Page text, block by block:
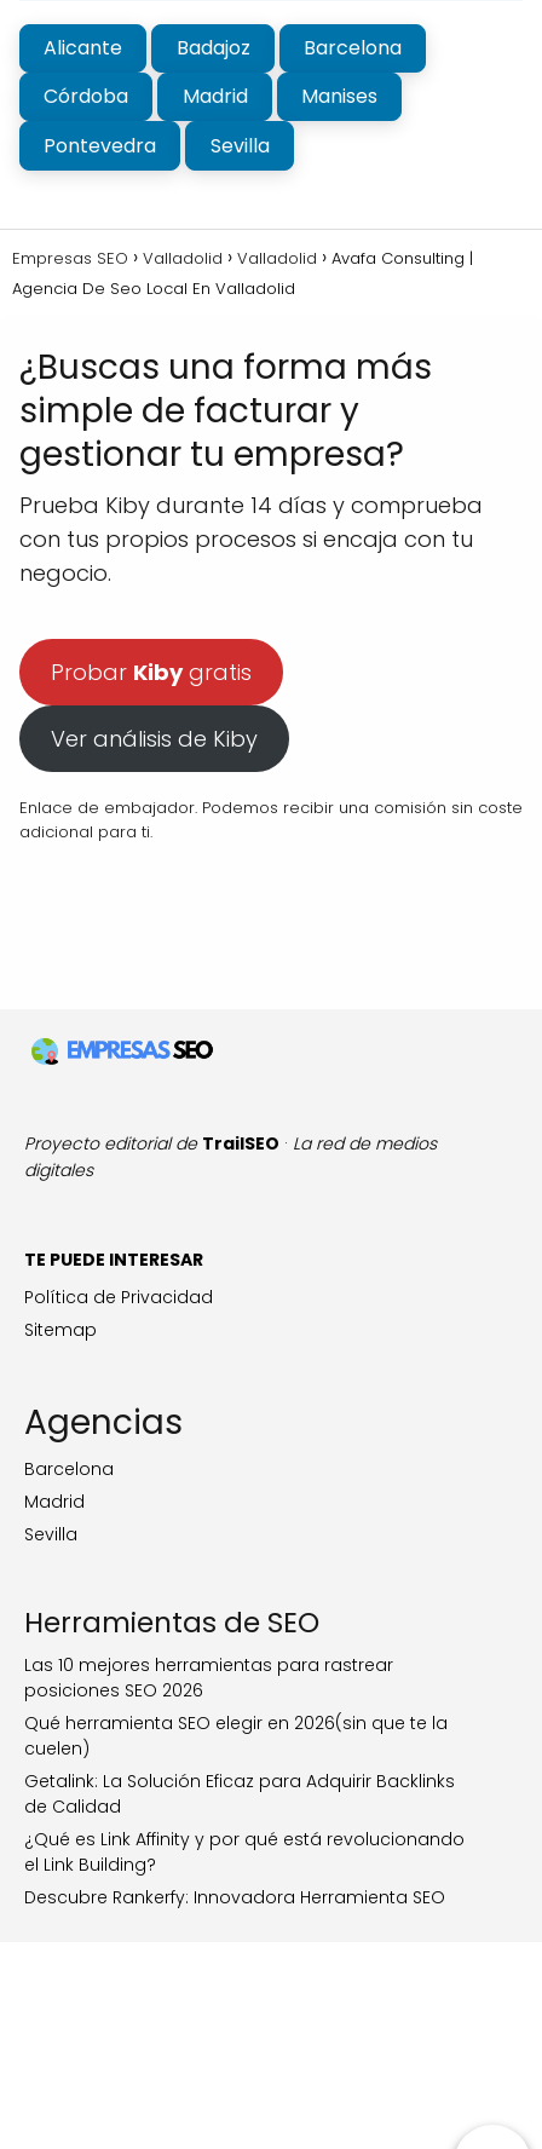
Alicante Badajoz
Barcelona
Córdoba
Madrid
Manises
Pontevedra
Sevilla
Empresas SEO Valladolid Valladolid
Avafa Consulting |
Agencia De Seo Local En Valladolid
¿Buscas una forma más
simple de facturar y
gestionar tu empresa?
Prueba Kiby durante 14 días y comprueba
con tus propios procesos si encaja con tu
negocio.
Probar Kibygratis
Ver análisis de Kiby
Enlace de embajador. Podemos recibir una comisión sin coste
adicional para ti.
Proyecto editorial de TrailSEO · La red de medios
digitales
TE PUEDE INTERESAR
Política de Privacidad
Sitemap
Agencias
Barcelona
Madrid
Sevilla
Herramientas de SEO
Las 10 mejores herramientas para rastrear
posiciones SEO 2026
Qué herramienta SEO elegir en 2026(sin que te la
cuelen)
Getalink: La Solución Eficaz para Adquirir Backlinks
de Calidad
¿Qué es Link Affinity y por qué está revolucionando
el Link Building?
Descubre Rankerfy: Innovadora Herramienta SEO